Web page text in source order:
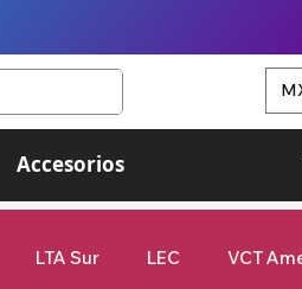
Accesorios
LTA Sur LEC VCT